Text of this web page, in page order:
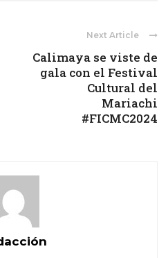
Next Article
Calimaya se viste de
gala con el Festival
Cultural del
Mariachi
#FICMC2024